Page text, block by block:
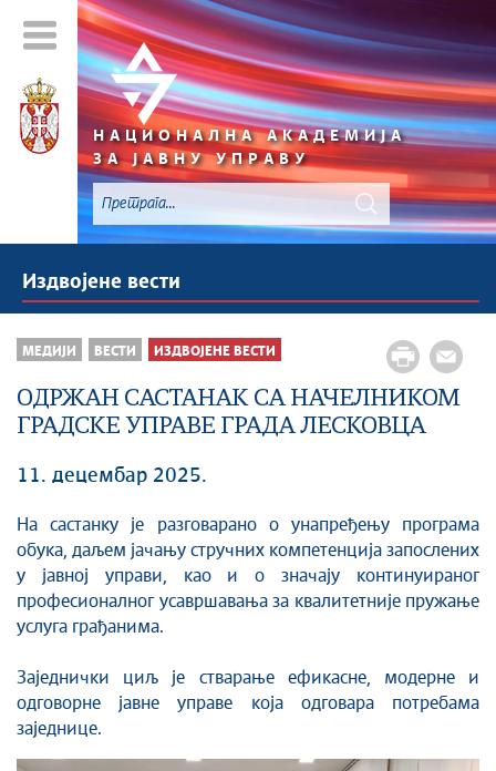
НАЦИОНАЛНА АКАДЕМИЈА
ЗА ЈАВНУ УПРАВУ
Издвојене вести
МЕДИЈИ ВЕСТИ ИЗДВОЈЕНЕ ВЕСТИ
ОДРЖАН САСТАНАК СА НАЧЕЛНИКОМ
ГРАДСКЕ УПРАВЕ ГРАДА ЛЕСКОВЦА
11. децембар 2025.
На састанку је разговарано о унапређењу програма
обука, даљем јачању стручних компетенција запослених
у јавној управи, као и о значају континуираног
професионалног усавршавања за квалитетније пружање
услуга грађанима.
Заједнички циљ је стварање ефикасне, модерне и
одговорне јавне управе која одговара потребама
заједнице.